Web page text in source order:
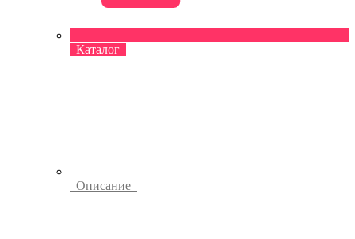
Каталог
Описание